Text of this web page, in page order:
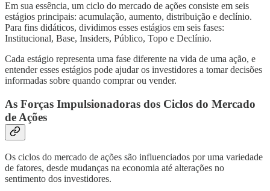
Em sua essência, um ciclo do mercado de ações consiste em seis
estágios principais: acumulação, aumento, distribuição e declínio.
Para fins didáticos, dividimos esses estágios em seis fases:
Institucional, Base, Insiders, Público, Topo e Declínio.
Cada estágio representa uma fase diferente na vida de uma ação, e
entender esses estágios pode ajudar os investidores a tomar decisões
informadas sobre quando comprar ou vender.
As Forças Impulsionadoras dos Ciclos do Mercado
de Ações
Os ciclos do mercado de ações são influenciados por uma variedade
de fatores, desde mudanças na economia até alterações no
sentimento dos investidores.